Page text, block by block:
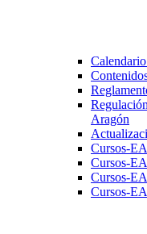
Aragón
Cursos-
Cursos-
Cursos-
Cursos-